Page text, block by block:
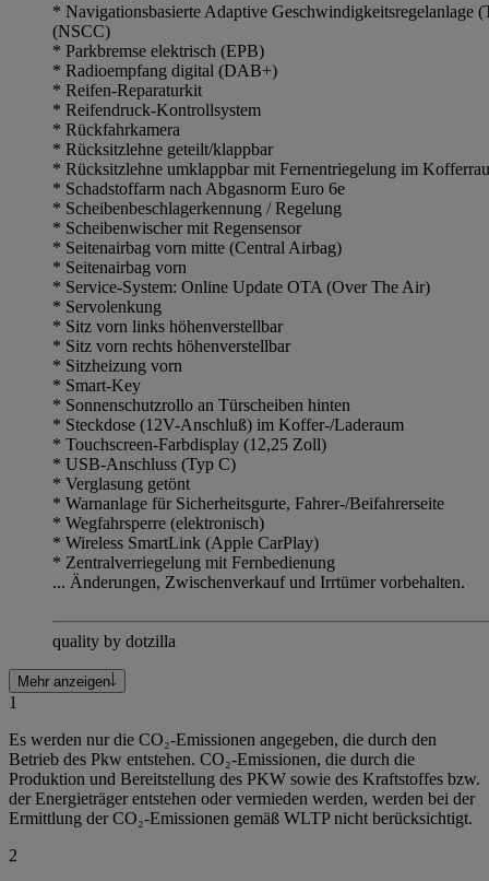
* Navigationsbasierte Adaptive Geschwindigkeitsregelanlage
(NSCC)
* Parkbremse elektrisch (EPB)
* Radioempfang digital (DAB+)
* Reifen-Reparaturkit
* Reifendruck-Kontrollsystem
* Rückfahrkamera
* Rücksitzlehne geteilt/klappbar
* Rücksitzlehne umklappbar mit Fernentriegelung im
* Schadstoffarm nach Abgasnorm Euro 6e
* Scheibenbeschlagerkennung / Regelung
* Scheibenwischer mit Regensensor
* Seitenairbag vorn mitte (Central Airbag)
* Seitenairbag vorn
* Service-System: Online Update OTA (Over The Air)
* Servolenkung
* Sitz vorn links höhenverstellbar
* Sitz vorn rechts höhenverstellbar
* Sitzheizung vorn
* Smart-Key
* Sonnenschutzrollo an Türscheiben hinten
* Steckdose (12V-Anschluß) im Koffer-/Laderaum
* Touchscreen-Farbdisplay (12,25 Zoll)
* USB-Anschluss (Typ C)
* Verglasung getönt
* Warnanlage für Sicherheitsgurte, Fahrer-/Beifahrerseite
* Wegfahrsperre (elektronisch)
* Wireless SmartLink (Apple CarPlay)
* Zentralverriegelung mit Fernbedienung
... Änderungen, Zwischenverkauf und Irrtümer vorbehalten.
quality by dotzilla
Mehr anzeigen
1
Es werden nur die CO₂-Emissionen angegeben, die durch den
Betrieb des Pkw entstehen. CO₂-Emissionen, die durch die
Produktion und Bereitstellung des PKW sowie des Kraftstoffes bzw.
der Energieträger entstehen oder vermieden werden, werden bei der
Ermittlung der CO₂-Emissionen gemäß WLTP nicht berücksichtigt.
2